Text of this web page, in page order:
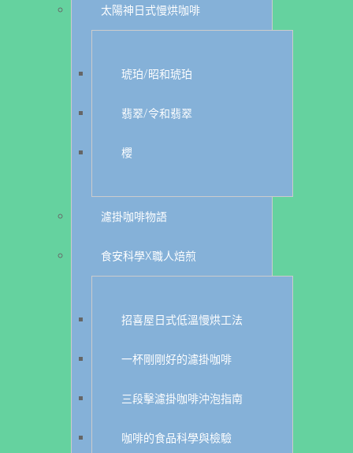
太陽神日式慢烘咖啡
琥珀/昭和琥珀
翡翠/令和翡翠
櫻
濾掛咖啡物語
食安科學X職人焙煎
招喜屋日式低溫慢烘工法
一杯剛剛好的濾掛咖啡
三段擊濾掛咖啡沖泡指南
咖啡的食品科學與檢驗